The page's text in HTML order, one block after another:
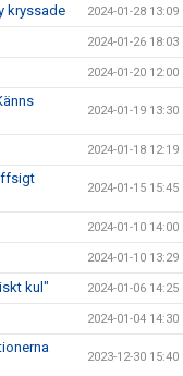
kryssade 2024-01-28 13:09
2024-01-26 18:03
2024-01-20 12:00
2024-01-19 13:30
2024-01-18 12:19
2024-01-15 15:45
2024-01-10 14:00
2024-01-10 13:29
kul" 2024-01-06 14:25
2024-01-04 14:30
2023-12-30 15:40